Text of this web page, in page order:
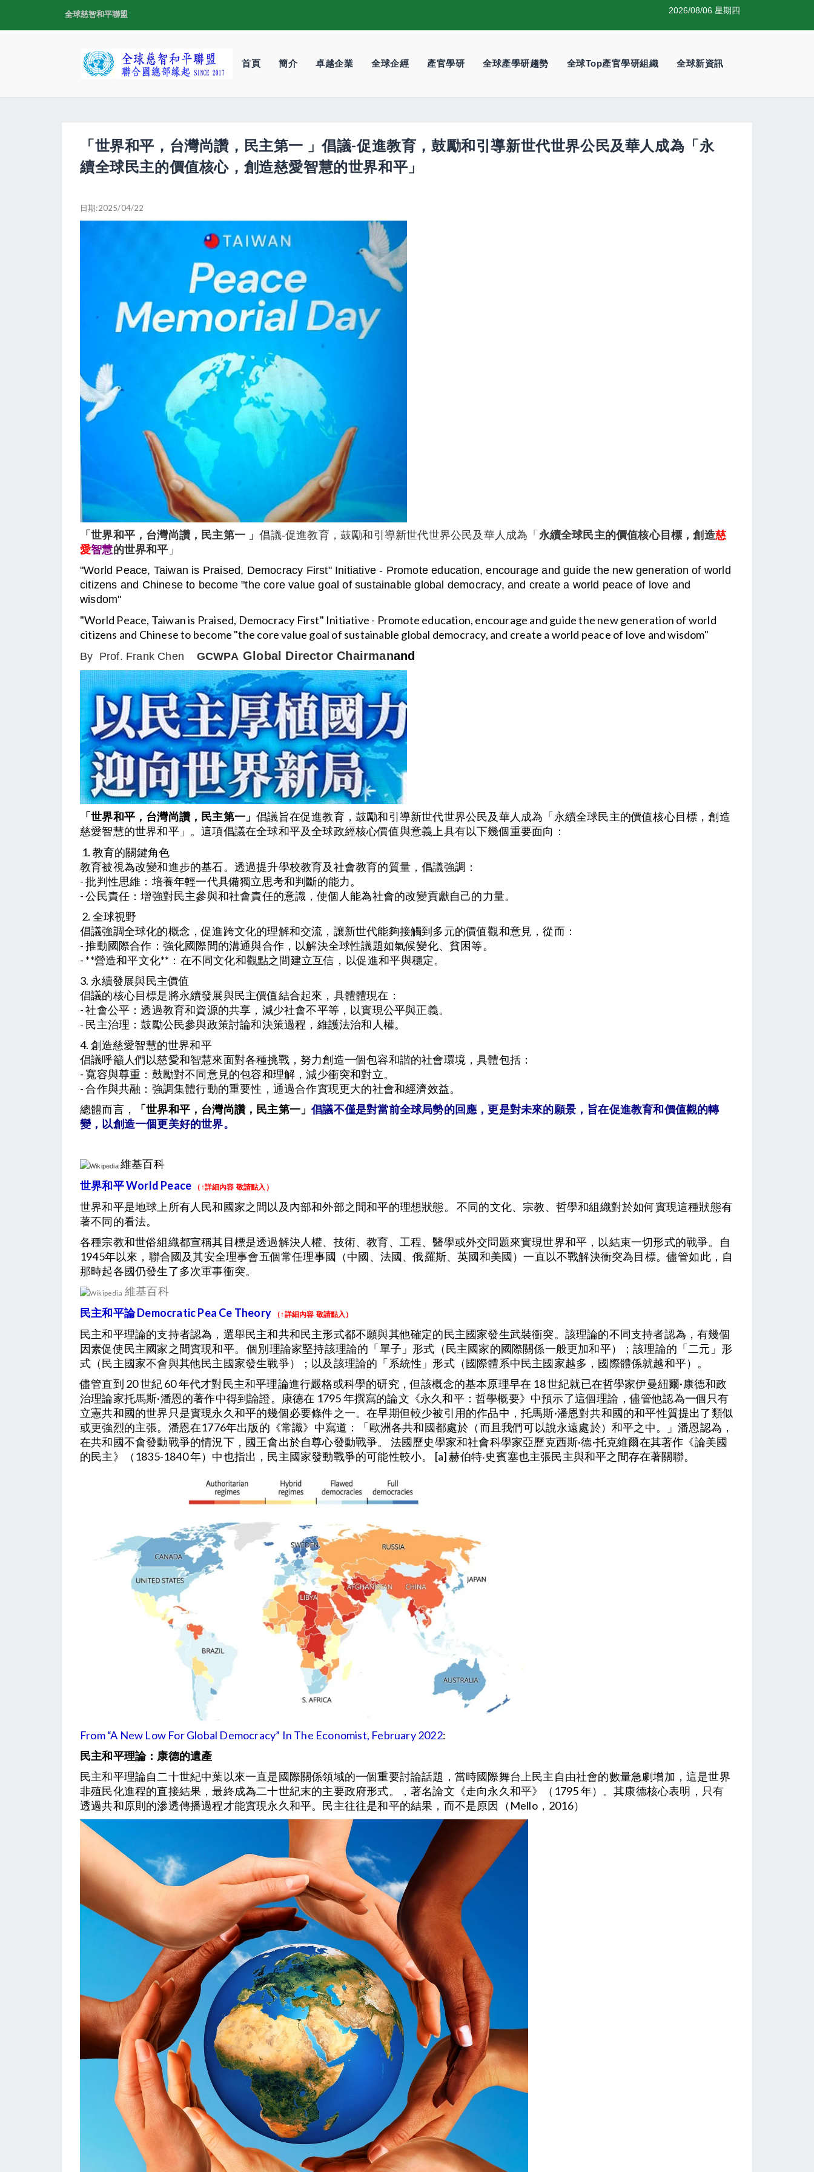
全球慈智和平聯盟 2026/08/06 星期四
首頁 簡介 卓越企業 全球企經 產官學研 全球產學研趨勢 全球Top產官學研組織 全球新資訊
「世界和平，台灣尚讚，民主第一 」倡議-促進教育，鼓勵和引導新世代世界公民及華人成為「永
續全球民主的價值核心，創造慈愛智慧的世界和平」
日期:2025/04/22
「世界和平，台灣尚讚，民主第一 」倡議-促進教育，鼓勵和引導新世代世界公民及華人成為「 永續全球民主的價值核心目標，創造慈
愛智慧的世界和平 」
"World Peace, Taiwan is Praised, Democracy First" Initiative - Promote education, encourage and guide the new generation of world
citizens and Chinese to become "the core value goal of sustainable global democracy, and create a world peace of love and
wisdom"
"World Peace, Taiwan is Praised, Democracy First" Initiative - Promote education, encourage and guide the new generation of world
citizens and Chinese to become "the core value goal of sustainable global democracy, and create a world peace of love and wisdom"
By Prof. Frank Chen GCWPA Global Director Chairmanand
「世界和平，台灣尚讚，民主第一」倡議旨在促進教育，鼓勵和引導新世代世界公民及華人成為「永續全球民主的價值核心目標，創造
慈愛智慧的世界和平」。這項倡議在全球和平及全球政經核心價值與意義上具有以下幾個重要面向：
1. 教育的關鍵角色
教育被視為改變和進步的基石。透過提升學校教育及社會教育的質量，倡議強調：
- 批判性思維：培養年輕一代具備獨立思考和判斷的能力。
- 公民責任：增強對民主參與和社會責任的意識，使個人能為社會的改變貢獻自己的力量。
2. 全球視野
倡議強調全球化的概念，促進跨文化的理解和交流，讓新世代能夠接觸到多元的價值觀和意見，從而：
- 推動國際合作：強化國際間的溝通與合作，以解決全球性議題如氣候變化、貧困等。
- **營造和平文化**：在不同文化和觀點之間建立互信，以促進和平與穩定。
3. 永續發展與民主價值
倡議的核心目標是將永續發展與民主價值結合起來，具體體現在：
- 社會公平：透過教育和資源的共享，減少社會不平等，以實現公平與正義。
- 民主治理：鼓勵公民參與政策討論和決策過程，維護法治和人權。
4. 創造慈愛智慧的世界和平
倡議呼籲人們以慈愛和智慧來面對各種挑戰，努力創造一個包容和諧的社會環境，具體包括：
- 寬容與尊重：鼓勵對不同意見的包容和理解，減少衝突和對立。
- 合作與共融：強調集體行動的重要性，通過合作實現更大的社會和經濟效益。
總體而言，
「世界和平，台灣尚讚，民主第一」倡議不僅是對當前全球局勢的回應，更是對未來的願景，旨在促進教育和價值觀的轉
變，以創造一個更美好的世界。
維基百科
世界和平 World Peace
（↑詳細內容 敬請點入）
世界和平是地球上所有人民和國家之間以及內部和外部之間和平的理想狀態。 不同的文化、宗教、哲學和組織對於如何實現這種狀態有
著不同的看法。
各種宗教和世俗組織都宣稱其目標是透過解決人權、技術、教育、工程、醫學或外交問題來實現世界和平，以結束一切形式的戰爭。自
1945年以來，聯合國及其安全理事會五個常任理事國（中國、法國、俄羅斯、英國和美國）一直以不戰解決衝突為目標。儘管如此，自
那時起各國仍發生了多次軍事衝突。
維基百科
民主和平論 Democratic Pea Ce Theory （↑詳細內容 敬請點入）
民主和平理論的支持者認為，選舉民主和共和民主形式都不願與其他確定的民主國家發生武裝衝突。該理論的不同支持者認為，有幾個
因素促使民主國家之間實現和平。 個別理論家堅持該理論的「單子」形式（民主國家的國際關係一般更加和平）；該理論的「二元」形
式（民主國家不會與其他民主國家發生戰爭）；以及該理論的「系統性」形式（國際體系中民主國家越多，國際體係就越和平）。
儘管直到 20 世紀 60 年代才對民主和平理論進行嚴格或科學的研究，但該概念的基本原理早在 18 世紀就已在哲學家伊曼紐爾·康德和政
治理論家托馬斯·潘恩的著作中得到論證。康德在 1795 年撰寫的論文《永久和平：哲學概要》中預示了這個理論，儘管他認為一個只有
立憲共和國的世界只是實現永久和平的幾個必要條件之一。在早期但較少被引用的作品中，托馬斯·潘恩對共和國的和平性質提出了類似
或更強烈的主張。潘恩在1776年出版的《常識》中寫道：「歐洲各共和國都處於（而且我們可以說永遠處於）和平之中。」潘恩認為，
在共和國不會發動戰爭的情況下，國王會出於自尊心發動戰爭。 法國歷史學家和社會科學家亞歷克西斯·德·托克維爾在其著作《論美國
的民主》（1835-1840 年）中也指出，民主國家發動戰爭的可能性較小。 [a] 赫伯特‧史賓塞也主張民主與和平之間存在著關聯。
From “A New Low For Global Democracy” In The Economist, February 2022:
民主和平理論：康德的遺產
民主和平理論自二十世紀中葉以來一直是國際關係領域的一個重要討論話題，當時國際舞台上民主自由社會的數量急劇增加，這是世界
非殖民化進程的直接結果，最終成為二十世紀末的主要政府形式。，著名論文《走向永久和平》（1795 年）。其康德核心表明，只有
透過共和原則的滲透傳播過程才能實現永久和平。民主往往是和平的結果，而不是原因（Mello，2016）